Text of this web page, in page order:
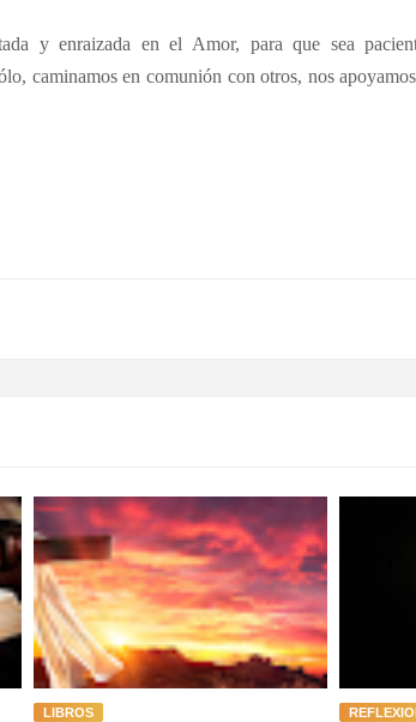
y enraizada en el Amor, para que sea
caminamos en comunión con otros, nos
LIBROS